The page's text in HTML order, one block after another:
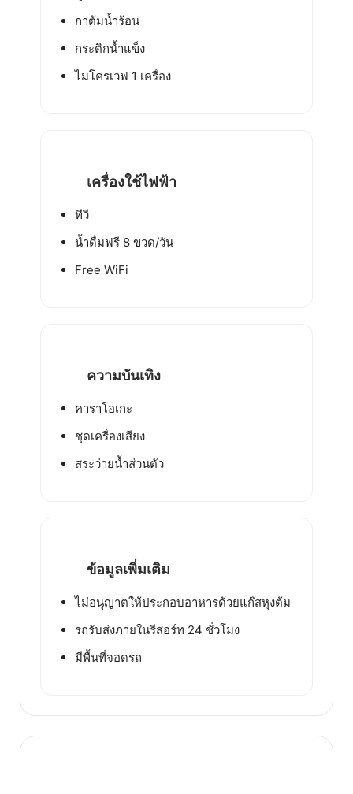
กาต้มน้ำร้อน
กระติกน้ำแข็ง
ไมโครเวฟ 1 เครื่อง
เครื่องใช้ไฟฟ้า
ทีวี
น้ำดื่มฟรี 8 ขวด/วัน
Free WiFi
ความบันเทิง
คาราโอเกะ
ชุดเครื่องเสียง
สระว่ายน้ำส่วนตัว
ข้อมูลเพิ่มเติม
ไม่อนุญาตให้ประกอบอาหารด้วยแก๊สหุงต้ม
รถรับส่งภายในรีสอร์ท 24 ชั่วโมง
มีพื้นที่จอดรถ